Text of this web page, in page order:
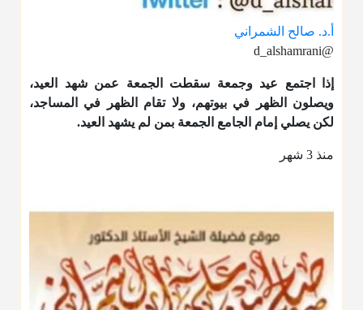
أ.د. صالح الشمراني
@d_alshamrani
إذا اجتمع عيد وجمعة سقطت الجمعة عمن شهد العيد،
ويصلون الظهر في بيوتهم، ولا تقام الظهر في المساجد،
لكن يصلي إمام الجامع الجمعة بمن لم يشهد العيد.
منذ 3 شهر